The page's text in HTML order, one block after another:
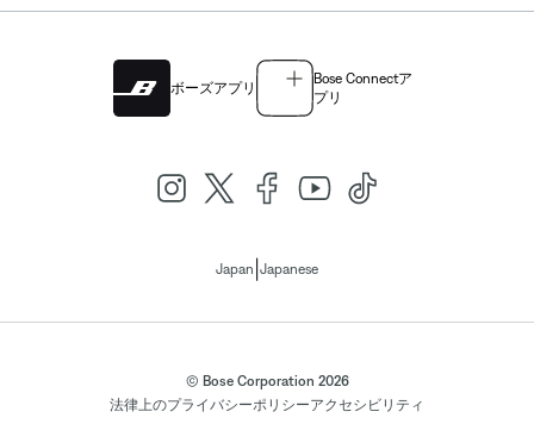
ボーズアプリ
Bose Connectア
プリ
Japan Japanese
© Bose Corporation 2026
法律上のプライバシーポリシーアクセシビリティ